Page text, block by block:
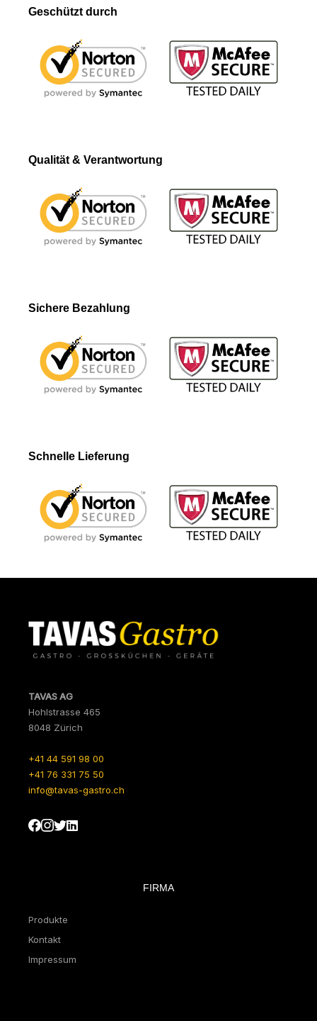
Geschützt durch
Qualität & Verantwortung
Sichere Bezahlung
Schnelle Lieferung
TAVAS AG
Hohlstrasse 465
8048 Zürich
+41 44 591 98 00
+41 76 331 75 50
info@tavas-gastro.ch
FIRMA
Produkte
Kontakt
Impressum